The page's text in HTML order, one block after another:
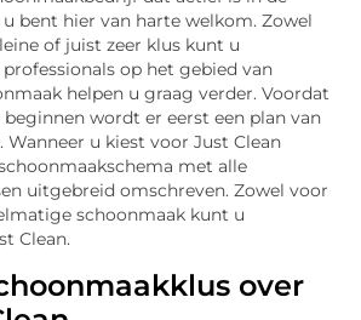
bent hier van harte welkom. Zowel
of juist zeer klus kunt u
professionals op het gebied van
helpen u graag verder. Voordat
wordt er eerst een plan van
Wanneer u kiest voor Just Clean
met alle
uitgebreid omschreven. Zowel voor
schoonmaak kunt u
Clean.
over